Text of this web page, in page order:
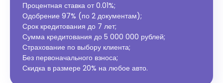
Процентная ставка от0.01%;
Одобрение 97% (по 2 документам);
Срок кредитования до 7 лет;
Сумма кредитования до 5 000 000 рублей;
Страхование по выбору клиента;
Без первоначального взноса;
Скидка в размере 20% на любое авто.